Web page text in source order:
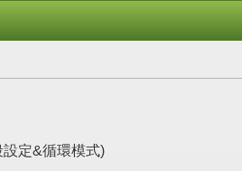
定&循環模式)